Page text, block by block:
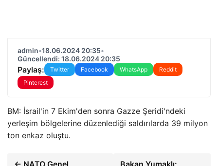
admin•18.06.2024 20:35•
Güncellendi: 18.06.2024 20:35
Paylaş: Twitter Facebook WhatsApp
Reddit
Pinterest
BM: İsrail'in 7 Ekim'den sonra Gazze Şeridi'ndeki
yerleşim bölgelerine düzenlediği saldırılarda 39 milyon
ton enkaz oluştu.
← NATO Genel
Bakan Yumaklı: